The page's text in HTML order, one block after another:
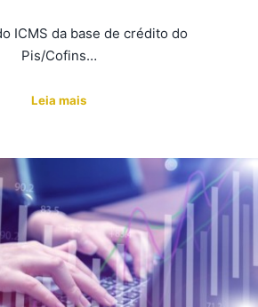
ICMS da base de crédito do
Pis/Cofins…
Leia mais